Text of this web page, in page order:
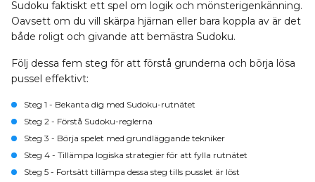
Sudoku faktiskt ett spel om logik och mönsterigenkänning.
Oavsett om du vill skärpa hjärnan eller bara koppla av är det
både roligt och givande att bemästra Sudoku.
Följ dessa fem steg för att förstå grunderna och börja lösa
pussel effektivt:
Steg 1 - Bekanta dig med Sudoku-rutnätet
Steg 2 - Förstå Sudoku-reglerna
Steg 3 - Börja spelet med grundläggande tekniker
Steg 4 - Tillämpa logiska strategier för att fylla rutnätet
Steg 5 - Fortsätt tillämpa dessa steg tills pusslet är löst